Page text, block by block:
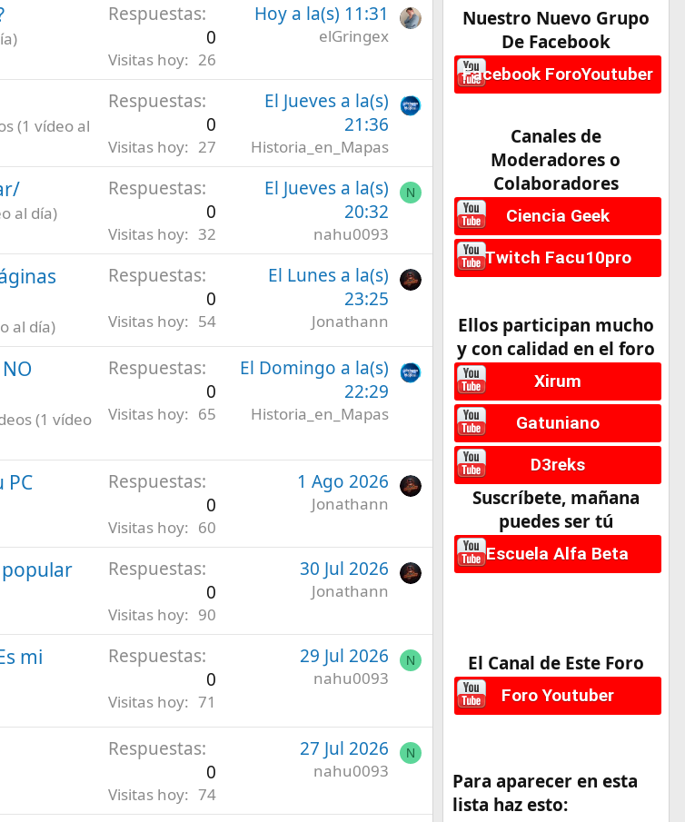
Respuestas
0
Visitas hoy 26
Hoy a la(s) 11:31
elGringex
(1 vídeo al
Respuestas
0
Visitas hoy 27
El Jueves a la(s)
21:36
Historia_en_Mapas
al día)
Respuestas
0
Visitas hoy 32
El Jueves a la(s)
20:32
nahu0093
N
al día)
Respuestas
0
Visitas hoy 54
El Lunes a la(s)
23:25
Jonathann
(1 vídeo
Respuestas
0
Visitas hoy 65
El Domingo a la(s)
22:29
Historia_en_Mapas
PC
Respuestas
0
Visitas hoy 60
1 Ago 2026
Jonathann
Respuestas
0
Visitas hoy 90
30 Jul 2026
Jonathann
mi
Respuestas
0
Visitas hoy 71
29 Jul 2026
nahu0093
N
Respuestas
0
Visitas hoy 74
27 Jul 2026
nahu0093
N
Nuestro Nuevo Grupo
De Facebook
Facebook ForoYoutuber
Canales de
Moderadores o
Colaboradores
Ciencia Geek
Twitch Facu10pro
Ellos participan mucho
y con calidad en el foro
Xirum
Gatuniano
D3reks
Suscríbete, mañana
puedes ser tú
Escuela Alfa Beta
El Canal de Este Foro
Foro Youtuber
Para aparecer en esta
lista haz esto: